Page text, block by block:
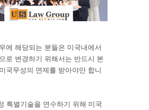
에 해당되는 분들은 미국내에서
로 변경하기 위해서는 반드시 본
국무성의 면제를 받아야만 합니
특별기술을 연수하기 위해 미국